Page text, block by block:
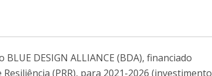
DESIGN ALLIANCE (BDA), financiado
(PRR), para 2021-2026 (investimento